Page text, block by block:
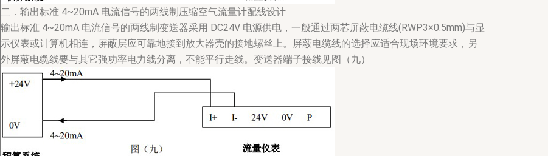
二．输出标准 4~20mA 电流信号的两线制压缩空气流量计配线设计
输出标准 4~20mA 电流信号的两线制变送器采用 DC24V 电源供电，一般通过两芯屏蔽电缆线(RWP3×0.5mm)与显
示仪表或计算机相连，屏蔽层应可靠地接到放大器壳的接地螺丝上。屏蔽电缆线的选择应适合现场环境要求，另
外屏蔽电缆线要与其它强功率电力线分离，不能平行走线。变送器端子接线见图（九）